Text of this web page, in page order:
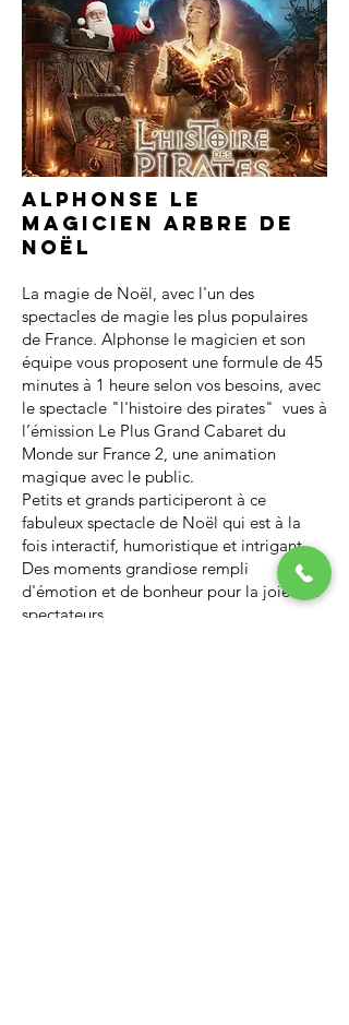
Alphonse le
magicien arbre de
noël
La magie de Noël, avec l'un des
spectacles de magie les plus populaires
de France. Alphonse le magicien et son
équipe vous proposent une formule de 45
minutes à 1 heure selon vos besoins, avec
le spectacle "l'histoire des pirates" vues à
l’émission Le Plus Grand Cabaret du
Monde sur France 2, une animation
magique avec le public.
Petits et grands participeront à ce
fabuleux spectacle de Noël qui est à la
fois interactif, humoristique et intrigant.
Des moments grandiose rempli
d'émotion et de bonheur pour la joie des
spectateurs.